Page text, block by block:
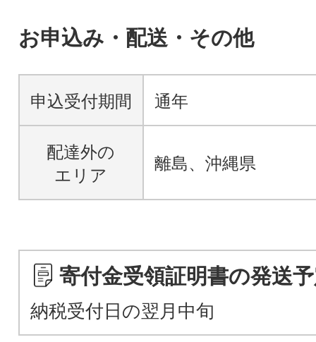
お申込み・配送・その他
申込受付期間 通年
配達外の
エリア
離島、沖縄県
寄付金受領証明書の発送
納税受付日の翌月中旬